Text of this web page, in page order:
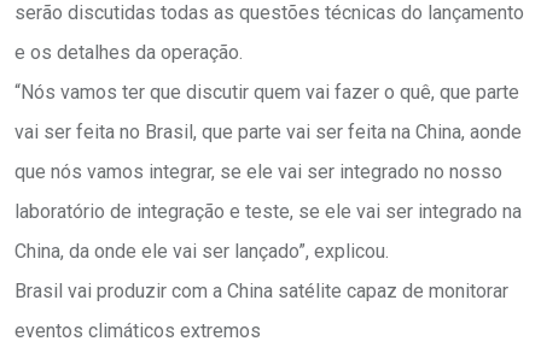
serão discutidas todas as questões técnicas do lançamento
e os detalhes da operação.
“Nós vamos ter que discutir quem vai fazer o quê, que parte
vai ser feita no Brasil, que parte vai ser feita na China, aonde
que nós vamos integrar, se ele vai ser integrado no nosso
laboratório de integração e teste, se ele vai ser integrado na
China, da onde ele vai ser lançado”, explicou.
Brasil vai produzir com a China satélite capaz de monitorar
eventos climáticos extremos